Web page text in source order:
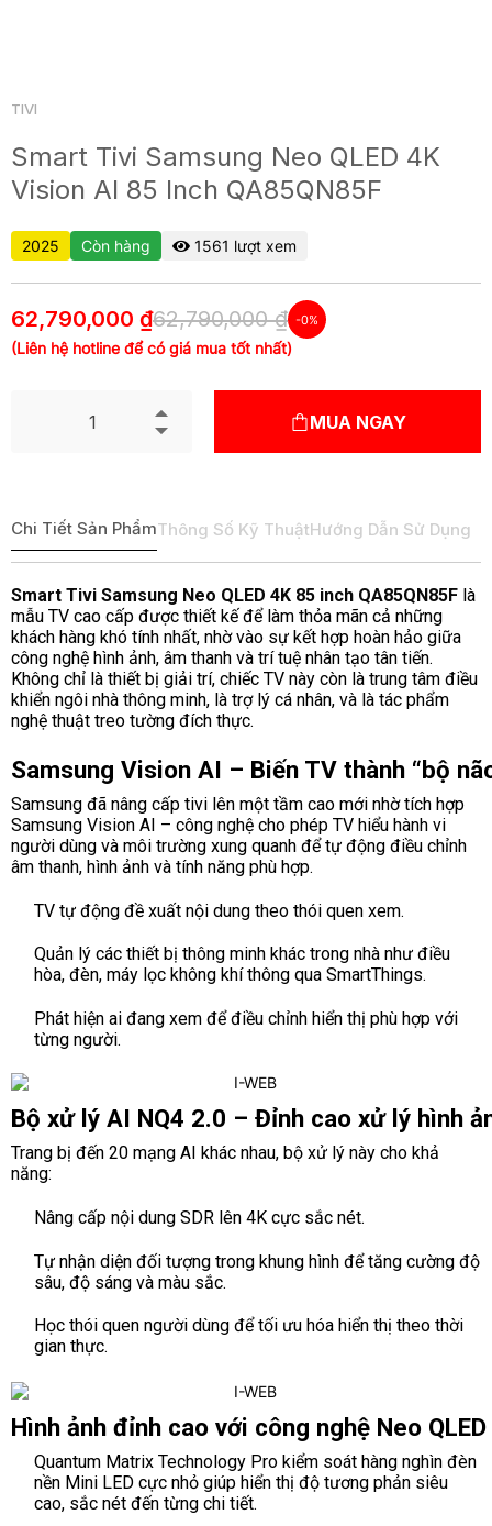
TIVI
Smart Tivi Samsung Neo QLED 4K
Vision AI 85 Inch QA85QN85F
2025 Còn hàng 1561 lượt xem
62,790,000 ₫62,790,000 ₫ -0%
(Liên hệ hotline để có giá mua tốt nhất)
MUA NGAY
Chi Tiết Sản PhẩmThông Số Kỹ ThuậtHướng Dẫn Sử Dụng
Smart Tivi Samsung Neo QLED 4K 85 inch QA85QN85F là
mẫu TV cao cấp được thiết kế để làm thỏa mãn cả những
khách hàng khó tính nhất, nhờ vào sự kết hợp hoàn hảo giữa
công nghệ hình ảnh, âm thanh và trí tuệ nhân tạo tân tiến.
Không chỉ là thiết bị giải trí, chiếc TV này còn là trung tâm điều
khiển ngôi nhà thông minh, là trợ lý cá nhân, và là tác phẩm
nghệ thuật treo tường đích thực.
Samsung Vision AI – Biến TV thành “bộ
Samsung đã nâng cấp tivi lên một tầm cao mới nhờ tích hợp
Samsung Vision AI – công nghệ cho phép TV hiểu hành vi
người dùng và môi trường xung quanh để tự động điều chỉnh
âm thanh, hình ảnh và tính năng phù hợp.
TV tự động đề xuất nội dung theo thói quen xem.
Quản lý các thiết bị thông minh khác trong nhà như điều
hòa, đèn, máy lọc không khí thông qua SmartThings.
Phát hiện ai đang xem để điều chỉnh hiển thị phù hợp với
từng người.
Bộ xử lý AI NQ4 2.0 – Đỉnh cao xử lý hình
Trang bị đến 20 mạng AI khác nhau, bộ xử lý này cho khả
năng:
Nâng cấp nội dung SDR lên 4K cực sắc nét.
Tự nhận diện đối tượng trong khung hình để tăng cường độ
sâu, độ sáng và màu sắc.
Học thói quen người dùng để tối ưu hóa hiển thị theo thời
gian thực.
Hình ảnh đỉnh cao với công nghệ Neo
Quantum Matrix Technology Pro kiểm soát hàng nghìn đèn
nền Mini LED cực nhỏ giúp hiển thị độ tương phản siêu
cao, sắc nét đến từng chi tiết.